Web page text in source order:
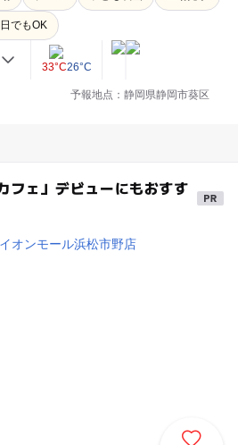
でもOK
33°C26°C
予報地点：静岡県静岡市葵区
ェ」デビューにもおすす